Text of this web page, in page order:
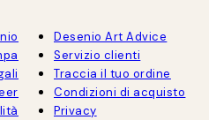
Desenio Art Advice
Servizio clienti
Traccia il tuo ordine
Condizioni di acquisto
Privacy